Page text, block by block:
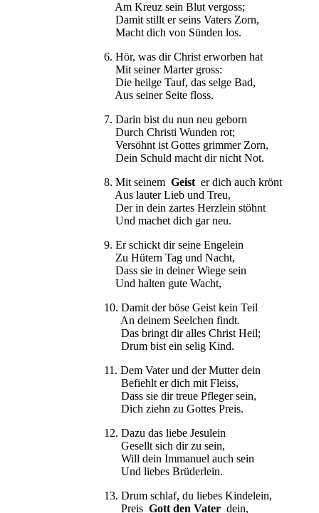
Am Kreuz sein Blut vergoss;
Damit stillt er seins Vaters Zorn,
Macht dich von Sünden los.
6. Hör, was dir Christ erworben hat
Mit seiner Marter gross:
Die heilge Tauf, das selge Bad,
Aus seiner Seite floss.
7. Darin bist du nun neu geborn
Durch Christi Wunden rot;
Versöhnt ist Gottes grimmer Zorn,
Dein Schuld macht dir nicht Not.
8. Mit seinem Geist er dich auch krönt
Aus lauter Lieb und Treu,
Der in dein zartes Herzlein stöhnt
Und machet dich gar neu.
9. Er schickt dir seine Engelein
Zu Hütern Tag und Nacht,
Dass sie in deiner Wiege sein
Und halten gute Wacht,
10. Damit der böse Geist kein Teil
An deinem Seelchen findt.
Das bringt dir alles Christ Heil;
Drum bist ein selig Kind.
11. Dem Vater und der Mutter dein
Befiehlt er dich mit Fleiss,
Dass sie dir treue Pfleger sein,
Dich ziehn zu Gottes Preis.
12. Dazu das liebe Jesulein
Gesellt sich dir zu sein,
Will dein Immanuel auch sein
Und liebes Brüderlein.
13. Drum schlaf, du liebes Kindelein,
PreisGott den Vater dein,